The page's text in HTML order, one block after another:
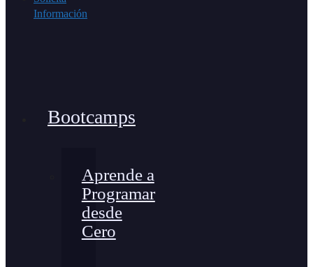
Información
Bootcamps
Aprende a
Programar
desde
Cero